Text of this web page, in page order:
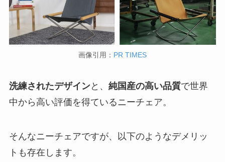
画像引用： PR TIMES
洗練されたデザインと、 純国産の高い品質で世界
中から高い評価を得ているニーチェア。
そんなニーチェアですが、以下のようなデメリッ
トも存在します。